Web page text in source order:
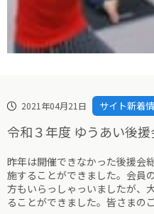
2021年04月21日 サイト新着
令和３年度 ゆうあい後
昨年は開催できなかった後援会
施することができました。会員
方もいらっしゃっいましたが、
ることができました。皆さまの